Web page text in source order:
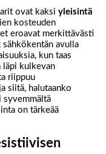
ovat kaksi yleisintä
kosteuden
eroavat merkittävästi
avulla
kun taas
läpi kulkevan
riippuu
siitä, halutaanko
syvemmältä
on tärkeää